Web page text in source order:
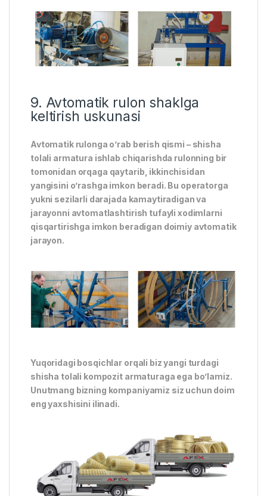
9. Avtomatik rulon shaklga
keltirish uskunasi
Avtomatik rulonga o’rab berish qismi – shisha
tolali armatura ishlab chiqarishda rulonning bir
tomonidan orqaga qaytarib, ikkinchisidan
yangisini o’rashga imkon beradi. Bu operatorga
yukni sezilarli darajada kamaytiradigan va
jarayonni avtomatlashtirish tufayli xodimlarni
qisqartirishga imkon beradigan doimiy avtomatik
jarayon.
Yuqoridagi bosqichlar orqali biz yangi turdagi
shisha tolali kompozit armaturaga ega bo’lamiz.
Unutmang bizning kompaniyamiz siz uchun doim
eng yaxshisini ilinadi.